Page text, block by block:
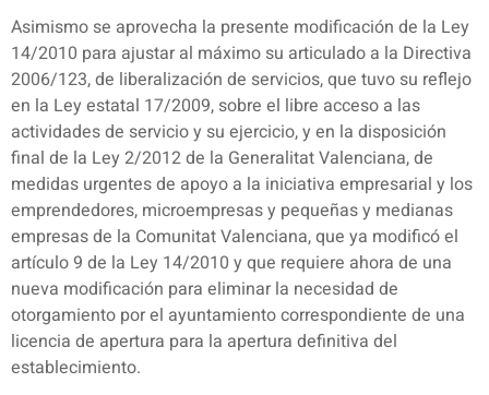
Asimismo se aprovecha la presente modificación de la Ley
14/2010 para ajustar al máximo su articulado a la Directiva
2006/123, de liberalización de servicios, que tuvo su reflejo
en la Ley estatal 17/2009, sobre el libre acceso a las
actividades de servicio y su ejercicio, y en la disposición
final de la Ley 2/2012 de la Generalitat Valenciana, de
medidas urgentes de apoyo a la iniciativa empresarial y los
emprendedores, microempresas y pequeñas y medianas
empresas de la Comunitat Valenciana, que ya modificó el
artículo 9 de la Ley 14/2010 y que requiere ahora de una
nueva modificación para eliminar la necesidad de
otorgamiento por el ayuntamiento correspondiente de una
licencia de apertura para la apertura definitiva del
establecimiento.